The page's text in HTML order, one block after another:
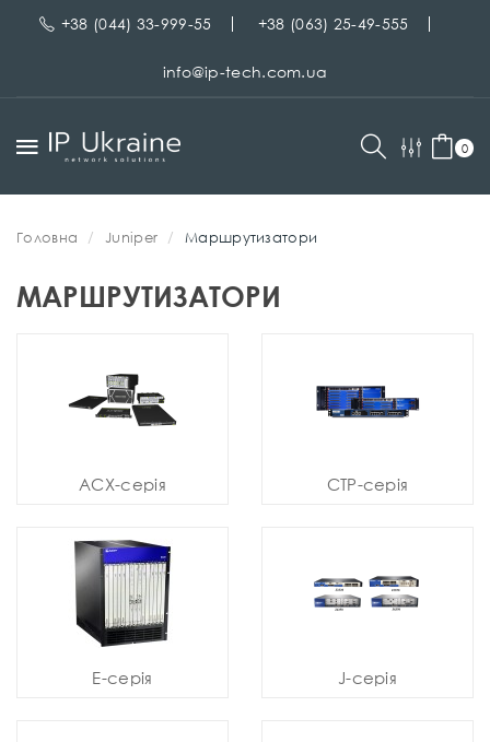
+38 (044) 33-999-55 +38 (063) 25-49-555
info@ip-tech.com.ua
0
Головна Juniper Маршрутизатори
МАРШРУТИЗАТОРИ
ACX-серія CTP-серія
E-серія J-серія